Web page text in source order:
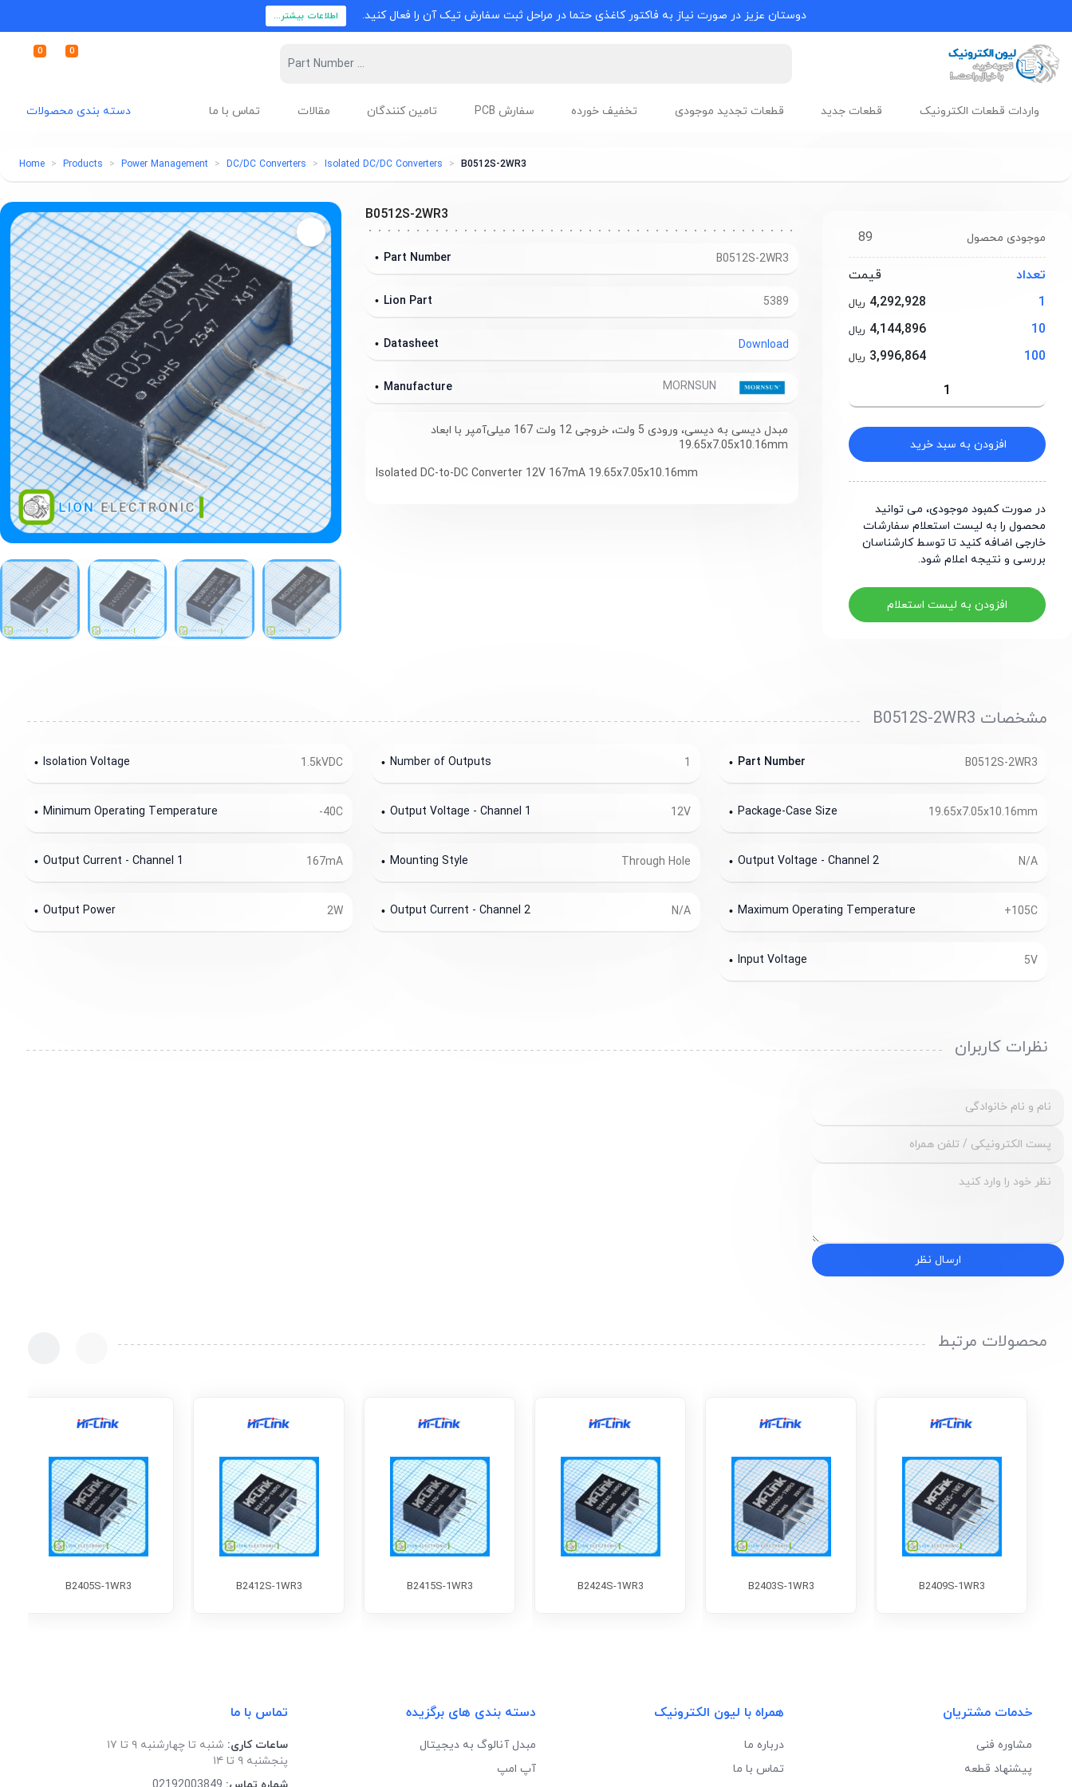
دوستان عزیز در صورت نیاز به فاکتور کاغذی حتما در مراحل ثبت سفارش تیک آن را فعال کنید. اطلاعات بیشتر...
0 0
دسته بندی محصولات واردات قطعات الکترونیک قطعات جدید قطعات تجدید موجودی تخفیف خورده سفارش PCB تامین کنندگان مقالات تماس با ما
Home Products Power Management DC/DC Converters Isolated DC/DC Converters B0512S-2WR3
89 موجودی محصول
تعداد
قیمت
1
4,292,928 ریال
10
4,144,896 ریال
100
3,996,864 ریال
افزودن به سبد خرید
در صورت کمبود موجودی، می توانید
محصول را به لیست استعلام سفارشات
خارجی اضافه کنید تا توسط کارشناسان
بررسی و نتیجه اعلام شود.
افزودن به لیست استعلام
B0512S-2WR3
B0512S-2WR3
Part Number
5389
Lion Part
Download
Datasheet
Manufacture
مبدل دیسی به دیسی، ورودی 5 ولت، خروجی 12 ولت 167 میلی‌آمپر با ابعاد
19.65x7.05x10.16mm
Isolated DC-to-DC Converter 12V 167mA 19.65x7.05x10.16mm
مشخصات B0512S-2WR3
B0512S-2WR3
Part Number
1
Number of Outputs
1.5kVDC
Isolation Voltage
19.65x7.05x10.16mm
Package-Case Size
12V
Output Voltage - Channel 1
-40C
Minimum Operating Temperature
N/A
Output Voltage - Channel 2
Through Hole
Mounting Style
167mA
Output Current - Channel 1
+105C
Maximum Operating Temperature
N/A
Output Current - Channel 2
2W
Output Power
5V
Input Voltage
نظرات کاربران
ارسال نظر
محصولات مرتبط
B2409S-1WR3
B2403S-1WR3
B2424S-1WR3
B2415S-1WR3
B2412S-1WR3
B2405S-1WR3
خدمات مشتریان
مشاوره فنی
پیشنهاد قطعه
همراه با لیون الکترونیک
درباره ما
تماس با ما
دسته بندی های برگزیده
مبدل آنالوگ به دیجیتال
آپ امپ
تماس با ما
ساعات کاری: شنبه تا چهارشنبه ۹ تا ۱۷
پنجشنبه ۹ تا ۱۴